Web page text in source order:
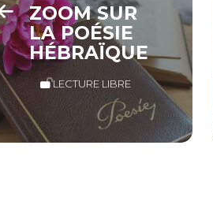
ZOOM SUR
LA POÉSIE
HÉBRAÏQUE
LECTURE LIBRE